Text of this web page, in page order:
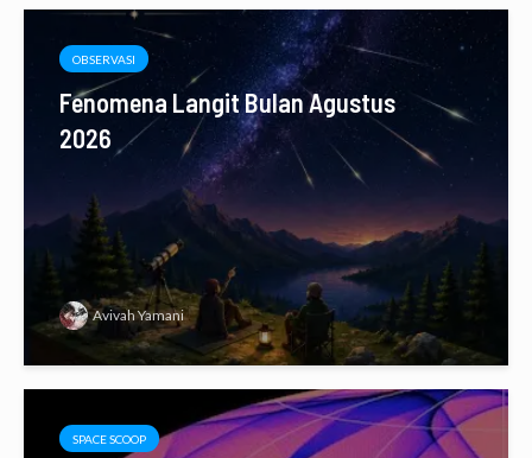
OBSERVASI
Fenomena Langit Bulan Agustus
2026
Avivah Yamani
SPACE SCOOP